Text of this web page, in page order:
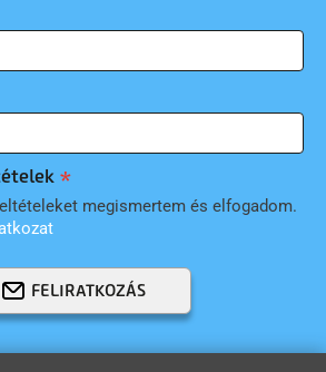
megismertem és elfogadom.
FELIRATKOZÁS